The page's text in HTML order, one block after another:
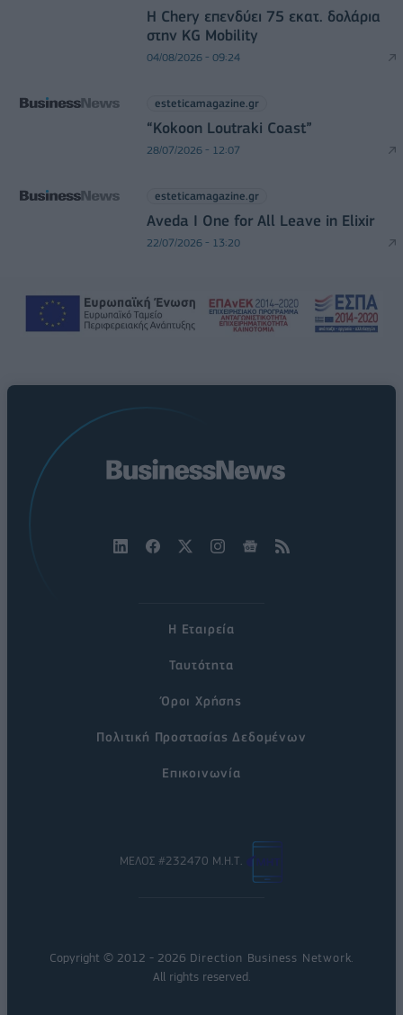
Η Chery επενδύει 75 εκατ. δολάρια
στην KG Mobility
04/08/2026 - 09:24
esteticamagazine.gr
“Kokoon Loutraki Coast”
28/07/2026 - 12:07
esteticamagazine.gr
Aveda I One for All Leave in Elixir
22/07/2026 - 13:20
Η Εταιρεία
Ταυτότητα
Όροι Χρήσης
Πολιτική Προστασίας Δεδομένων
Επικοινωνία
ΜΕΛΟΣ #232470 Μ.Η.Τ.
Copyright © 2012 - 2026 Direction Business Network.
All rights reserved.